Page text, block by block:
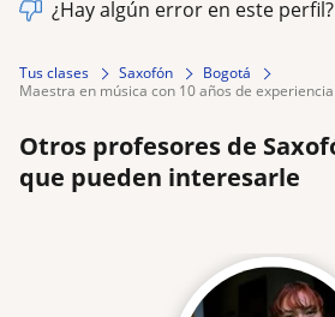
¿Hay algún error en este perfil?
Tus clases Saxofón
Bogotá
maestra en música con 10 años de
Otros profesores de
que pueden interesarle